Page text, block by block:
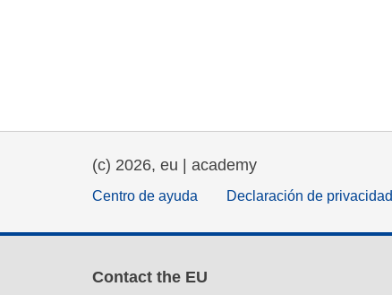
(c) 2026, eu | academy
Centro de ayuda Declaración de privacidad
Contact the EU